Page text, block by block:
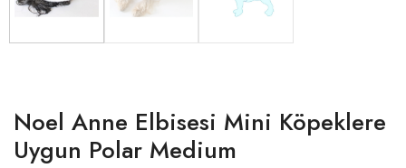
Noel Anne Elbisesi Mini Köpeklere
Uygun Polar Medium